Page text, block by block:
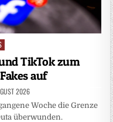
TikTok zum
auf
2026
Woche die Grenze
überwunden.